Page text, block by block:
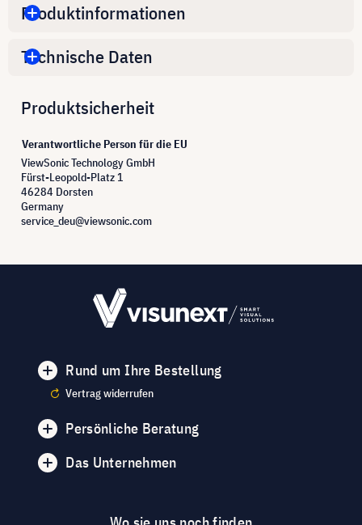
Produktinformationen
Technische Daten
Produktsicherheit
Verantwortliche Person für die EU
ViewSonic Technology GmbH
Fürst-Leopold-Platz 1
46284 Dorsten
Germany
service_deu@viewsonic.com
Rund um Ihre Bestellung
Vertrag widerrufen
Persönliche Beratung
Das Unternehmen